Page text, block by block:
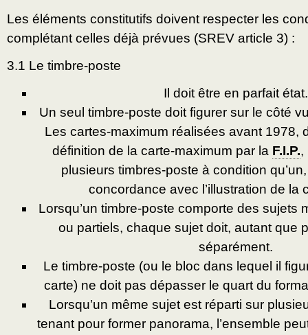
Les éléments constitutifs doivent respecter les
complétant celles déjà prévues (SREV article 3) :
3.1 Le timbre-poste
Il doit être en parfait état.
Un seul timbre-poste doit figurer sur le côté
Les cartes-maximum réalisées avant 1978,
définition de la carte-maximum par la F.I.P.,
plusieurs timbres-poste à condition
concordance avec l’illustration de la
Lorsqu’un timbre-poste comporte des sujets
ou partiels, chaque sujet doit, autant que
séparément.
Le timbre-poste (ou le bloc dans lequel il
carte) ne doit pas dépasser le quart du
Lorsqu’un même sujet est réparti sur
tenant pour former panorama, l’ensemble